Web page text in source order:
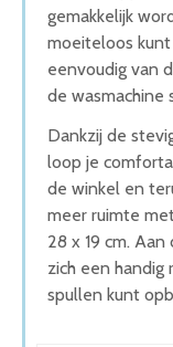
gemakkelijk
moeiteloos
eenvoudig van
de wasmachine
Dankzij de
loop je
de winkel en
meer ruimte
28 x 19 cm.
zich een handig
spullen kunt